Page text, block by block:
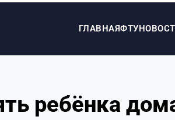
ГЛАВНАЯФТУ
ребёнка